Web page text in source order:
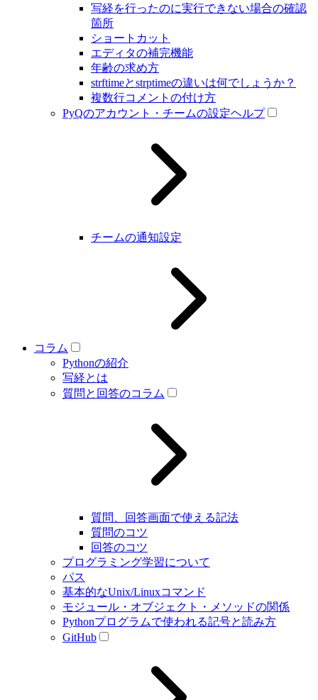
写経を行ったのに実行できない場合の確認
箇所
ショートカット
エディタの補完機能
年齢の求め方
strftimeとstrptimeの違いは何でしょうか？
複数行コメントの付け方
PyQのアカウント・チームの設定ヘルプ
チームの通知設定
コラム
Pythonの紹介
写経とは
質問と回答のコラム
質問、回答画面で使える記法
質問のコツ
回答のコツ
プログラミング学習について
パス
基本的なUnix/Linuxコマンド
モジュール・オブジェクト・メソッドの関係
Pythonプログラムで使われる記号と読み方
GitHub